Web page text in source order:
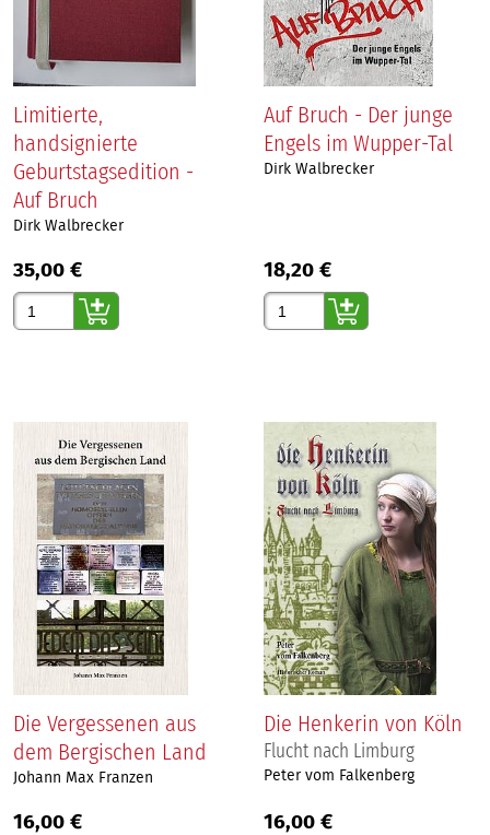
Limitierte,
handsignierte
Geburtstagsedition -
Auf Bruch
Dirk Walbrecker
35,00 €
Gewünschte Anzahl
Auf Bruch - Der junge
Engels im Wupper-Tal
Dirk Walbrecker
18,20 €
Gewünschte Anzahl
Die Vergessenen aus
dem Bergischen Land
Johann Max Franzen
16,00 €
Die Henkerin von Köln
Flucht nach Limburg
Peter vom Falkenberg
16,00 €